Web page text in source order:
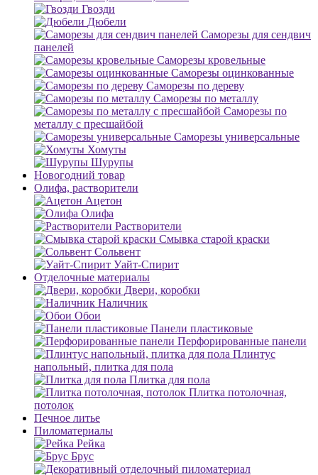
Гвозди
Дюбели
Саморезы для сендвич
панелей
Саморезы кровельные
Саморезы оцинкованные
Саморезы по дереву
Саморезы по металлу
Саморезы по
металлу с пресшайбой
Саморезы универсальные
Хомуты
Шурупы
Новогодний товар
Олифа, растворители
Ацетон
Олифа
Растворители
Смывка старой краски
Сольвент
Уайт-Спирит
Отделочные материалы
Двери, коробки
Наличник
Обои
Панели пластиковые
Перфорированные панели
Плинтус
напольный, плитка для пола
Плитка для пола
Плитка потолочная,
потолок
Печное литье
Пиломатериалы
Рейка
Брус